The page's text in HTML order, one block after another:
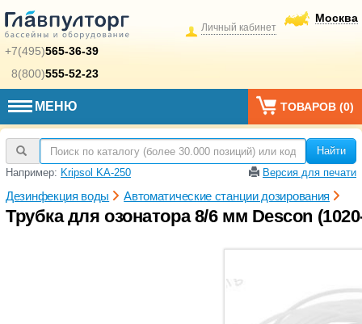
+7(495)565-36-39
8(800)555-52-23
Москва
Личный кабинет
МЕНЮ ТОВАРОВ (0)
Найти
Например: Kripsol KA-250 Версия для печати
Дезинфекция воды Автоматические станции дозирования
Трубка для озонатора 8/6 мм Descon